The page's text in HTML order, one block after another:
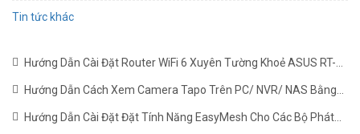
Tin tức khác
Hướng Dẫn Cài Đặt Router WiFi 6 Xuyên Tường Khoẻ ASUS RT-
AX1800HP Mới Nhất
Hướng Dẫn Cách Xem Camera Tapo Trên PC/ NVR/ NAS Bằng
Giao Thức RTSP
Hướng Dẫn Cài Đặt Đặt Tính Năng EasyMesh Cho Các Bộ Phát